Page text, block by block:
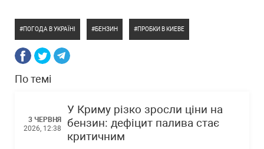
ПОГОДА В УКРАЇНІ БЕНЗИН ПРОБКИ В КИЕВЕ
По темі
3 ЧЕРВНЯ
2026, 12:38
У Криму різко зросли ціни на
бензин: дефіцит палива стає
критичним